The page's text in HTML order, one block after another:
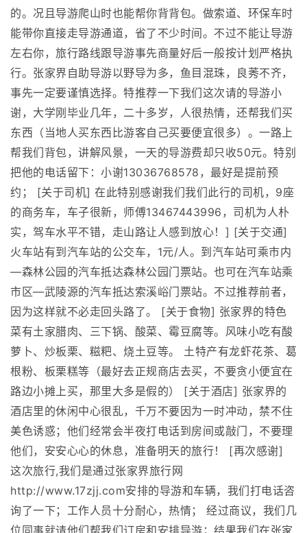
的。况且导游爬山时也能帮你背背包。做索道、环保车时
能带你直接走导游通道，省了不少时间。不过不能让导游
左右你，旅行路线跟导游事先商量好后一般按计划严格执
行。张家界自助导游以野导为多，鱼目混珠，良莠不齐，
事先一定要谨慎选择。特推荐一下我们这次请的导游小
谢，大学刚毕业几年，二十多岁，人很热情，还帮我们买
东西（当地人买东西比游客自己买要便宜很多）。一路上
帮我们背包，讲解风景，一天的导游费却只收50元。特别
把他的电话留下：小谢13036768578，最好是提前预
约； [关于司机] 在此特别感谢我们我们此行的司机，9座
的商务车，车子很新，师傅13467443996，司机为人朴
实，驾车水平不错，走山路让人感到放心！] [关于交通]
火车站有到汽车站的公交车，1元/人。到汽车站可乘市内
—森林公园的汽车抵达森林公园门票站。也可在汽车站乘
市区—武陵源的汽车抵达索溪峪门票站。不过推荐前者，
因为这样就不必走回头路了。 [关于食物] 张家界的特色
菜有土家腊肉、三下锅、酸菜、霉豆腐等。风味小吃有酸
萝卜、炒板栗、糍粑、烧土豆等。 土特产有龙虾花茶、葛
根粉、板栗糕等（最好去正规商店去买，不要贪小便宜在
路边小摊上买，那里大多是假的） [关于酒店] 张家界的
酒店里的休闲中心很乱，千万不要因为一时冲动，禁不住
美色诱惑；他们经常会半夜打电话到房间或敲门，不要理
他们，安安心心的休息，准备明天的旅行！ [再次感谢]
这次旅行,我们是通过张家界旅行网
http://www.17zjj.com安排的导游和车辆，我们打电话咨
询了一下；工作人员十分耐心，热情； 经过商议，我们几